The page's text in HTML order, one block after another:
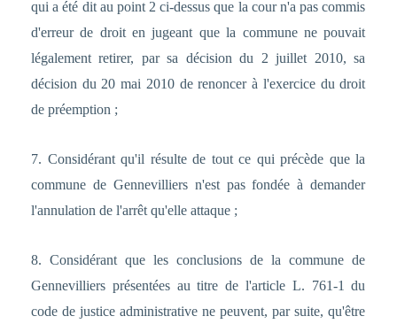
qui a été dit au point 2 ci-dessus que la cour n'a pas commis
d'erreur de droit en jugeant que la commune ne pouvait
légalement retirer, par sa décision du 2 juillet 2010, sa
décision du 20 mai 2010 de renoncer à l'exercice du droit
de préemption ;
7. Considérant qu'il résulte de tout ce qui précède que la
commune de Gennevilliers n'est pas fondée à demander
l'annulation de l'arrêt qu'elle attaque ;
8. Considérant que les conclusions de la commune de
Gennevilliers présentées au titre de l'article L. 761-1 du
code de justice administrative ne peuvent, par suite, qu'être